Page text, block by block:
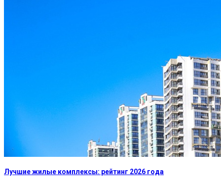
Лучшие жилые комплексы: рейтинг 2026 года